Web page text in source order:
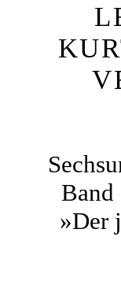
Band
»Der